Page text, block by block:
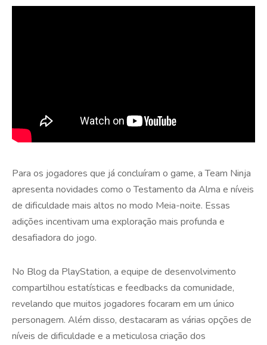
Para os jogadores que já concluíram o game, a Team Ninja
apresenta novidades como o Testamento da Alma e níveis
de dificuldade mais altos no modo Meia-noite. Essas
adições incentivam uma exploração mais profunda e
desafiadora do jogo.
No Blog da PlayStation, a equipe de desenvolvimento
compartilhou estatísticas e feedbacks da comunidade,
revelando que muitos jogadores focaram em um único
personagem. Além disso, destacaram as várias opções de
níveis de dificuldade e a meticulosa criação dos